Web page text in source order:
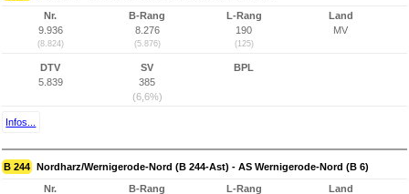
Nr.
9.936
(8.824)
B-Rang
8.276
(5.876)
L-Rang
190
(125)
Land
MV
DTV
5.839
SV
385
(6,6%)
BPL
Infos...
B 244 Nordharz/Wernigerode-Nord (B 244-Ast) - AS Wernigerode-Nord (B 6)
Nr.
B-Rang
L-Rang
Land